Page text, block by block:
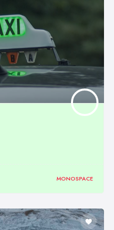
MONOSPACE